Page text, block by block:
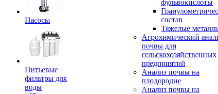
Насосы
Питьевые
фильтры для
воды
фульвокислоты
состав
Тяжелые
Агрохимический
почвы для
сельскохозяйственных
предприятий
Анализ почвы на
плодородие
Анализ почвы на